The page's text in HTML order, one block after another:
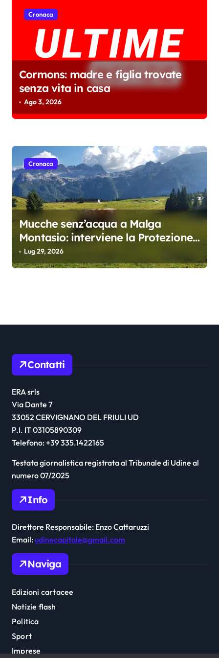
Cronaca
Cormons: madre e figlia trovate
senza vita in casa
Ago 3, 2026
Cronaca
Mucche senz’acqua a Malga
Montasio: interviene la Protezione
civile, trasportati 10 mila litri
Lug 29, 2026
Contatti
ERA srls
Via Dante 7
33052 CERVIGNANO DEL FRIULI UD
P.I. IT 03105890309
Telefono: +39 335.1422165
Testata giornalistica registrata al Tribunale di Udine al
numero 07/2025
Info
Direttore Responsabile: Enzo Cattaruzzi
Email:udinecapitale@gmail.com
Naviga
Edizioni cartacee
Notizie flash
Politica
Sport
Imprese